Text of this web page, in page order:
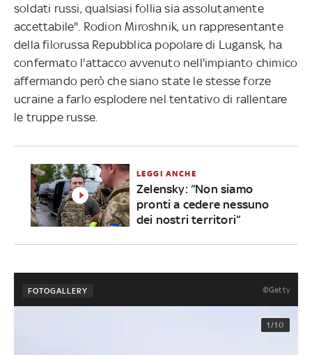
soldati russi, qualsiasi follia sia assolutamente
accettabile". Rodion Miroshnik, un rappresentante
della filorussa Repubblica popolare di Lugansk, ha
confermato l'attacco avvenuto nell'impianto chimico
affermando però che siano state le stesse forze
ucraine a farlo esplodere nel tentativo di rallentare
le truppe russe.
LEGGI ANCHE
Zelensky: “Non siamo
pronti a cedere nessuno
dei nostri territori”
FOTOGALLERY ©Getty
1/10